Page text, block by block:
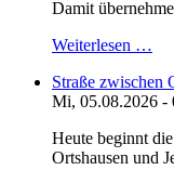
Damit
Weiterlesen …
Straße zwischen
Mi, 05.08.2026 -
Heute beginnt
Ortshausen und